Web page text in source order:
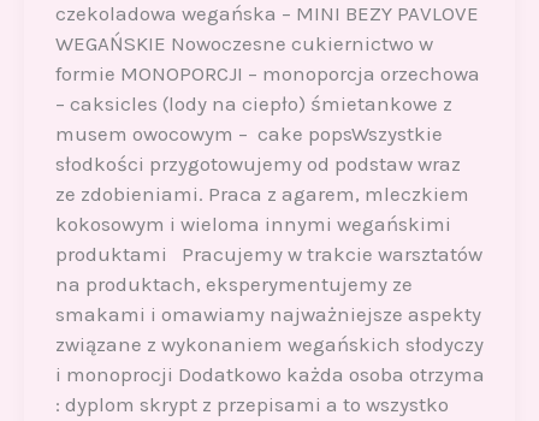
czekoladowa wegańska – MINI BEZY PAVLOVE
WEGAŃSKIE Nowoczesne cukiernictwo w
formie MONOPORCJI – monoporcja orzechowa
– caksicles (lody na ciepło) śmietankowe z
musem owocowym – cake popsWszystkie
słodkości przygotowujemy od podstaw wraz
ze zdobieniami. Praca z agarem, mleczkiem
kokosowym i wieloma innymi wegańskimi
produktami Pracujemy w trakcie warsztatów
na produktach, eksperymentujemy ze
smakami i omawiamy najważniejsze aspekty
związane z wykonaniem wegańskich słodyczy
i monoprocji Dodatkowo każda osoba otrzyma
: dyplom skrypt z przepisami a to wszystko